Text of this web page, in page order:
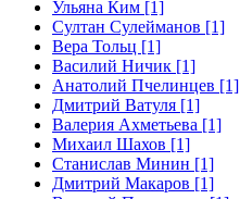
Ульяна Ким [1]
Султан Сулейманов [1]
Верa Тольц [1]
Василий Ничик [1]
Анатолий Пчелинцев [1]
Дмитрий Ватуля [1]
Валерия Ахметьева [1]
Михаил Шахов [1]
Станислав Минин [1]
Дмитрий Макаров [1]